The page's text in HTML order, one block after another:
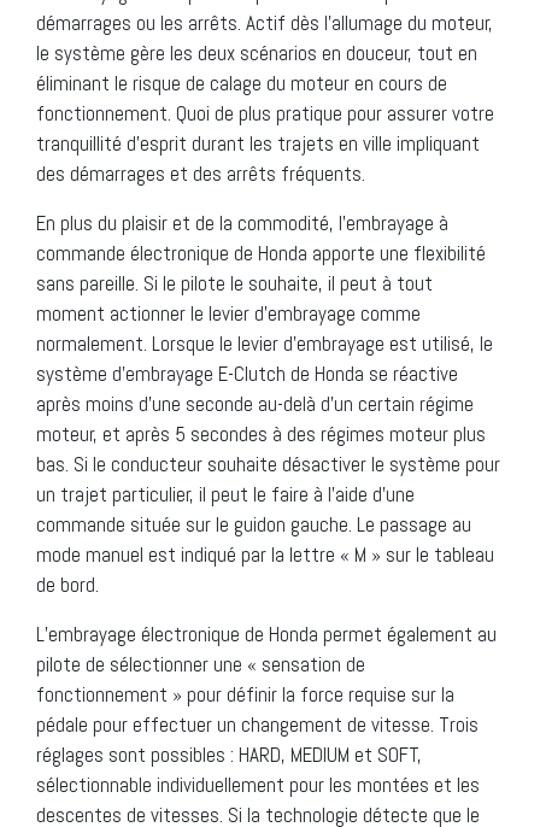
démarrages ou les arrêts. Actif dès l’allumage du moteur,
le système gère les deux scénarios en douceur, tout en
éliminant le risque de calage du moteur en cours de
fonctionnement. Quoi de plus pratique pour assurer votre
tranquillité d’esprit durant les trajets en ville impliquant
des démarrages et des arrêts fréquents.
En plus du plaisir et de la commodité, l’embrayage à
commande électronique de Honda apporte une flexibilité
sans pareille. Si le pilote le souhaite, il peut à tout
moment actionner le levier d’embrayage comme
normalement. Lorsque le levier d’embrayage est utilisé, le
système d’embrayage E-Clutch de Honda se réactive
après moins d’une seconde au-delà d’un certain régime
moteur, et après 5 secondes à des régimes moteur plus
bas. Si le conducteur souhaite désactiver le système pour
un trajet particulier, il peut le faire à l’aide d’une
commande située sur le guidon gauche. Le passage au
mode manuel est indiqué par la lettre « M » sur le tableau
de bord.
L’embrayage électronique de Honda permet également au
pilote de sélectionner une « sensation de
fonctionnement » pour définir la force requise sur la
pédale pour effectuer un changement de vitesse. Trois
réglages sont possibles : HARD, MEDIUM et SOFT,
sélectionnable individuellement pour les montées et les
descentes de vitesses. Si la technologie détecte que le